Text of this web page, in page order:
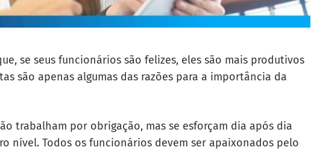
se seus funcionários são felizes, eles são mais produtivos
são apenas algumas das razões para a importância da
trabalham por obrigação, mas se esforçam dia após dia
nível. Todos os funcionários devem ser apaixonados pelo